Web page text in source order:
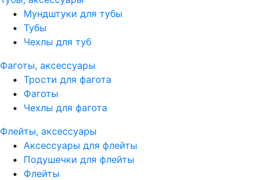
Мундштуки для тубы
Тубы
Чехлы для туб
Фаготы, аксессуары
Трости для фагота
Фаготы
Чехлы для фагота
Флейты, аксессуары
Аксессуары для флейты
Подушечки для флейты
Флейты